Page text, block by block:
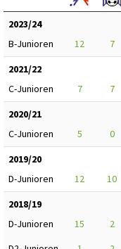
2023/24
B-Junioren
12 7
2021/22
C-Junioren
7 7
2020/21
C-Junioren
5 0
2019/20
D-Junioren
12 10
2018/19
D-Junioren
15 2